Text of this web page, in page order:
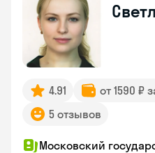
4.91 от 1590 ₽
5 отзывов
Московский